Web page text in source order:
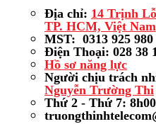
Địa chỉ: 14 Trịnh
TP. HCM, Việt Nam
MST: 0313 925 980
Điện Thoại: 028 38
Hồ sơ năng lực
Người chịu trách
Nguyễn Trường Thi
Thứ 2 - Thứ 7: